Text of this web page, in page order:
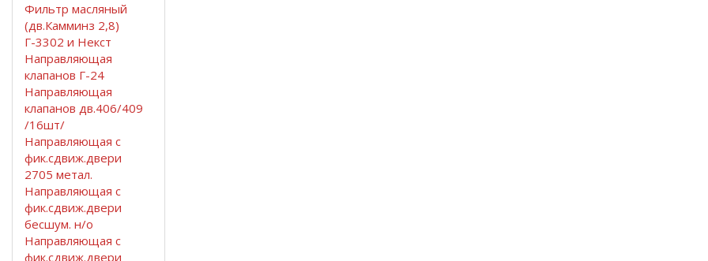
Фильтр масляный
(дв.Камминз 2,8)
Г-3302 и Некст
Направляющая
клапанов Г-24
Направляющая
клапанов дв.406/409
/16шт/
Направляющая с
фик.сдвиж.двери
2705 метал.
Направляющая с
фик.сдвиж.двери
бесшум. н/о
Направляющая с
фик.сдвиж.двери